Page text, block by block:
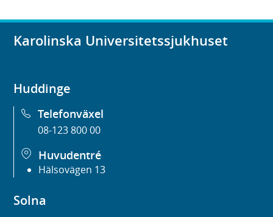
Karolinska Universitetssjukhuset
Huddinge
Telefonväxel
08-123 800 00
Huvudentré
Hälsovägen 13
Solna